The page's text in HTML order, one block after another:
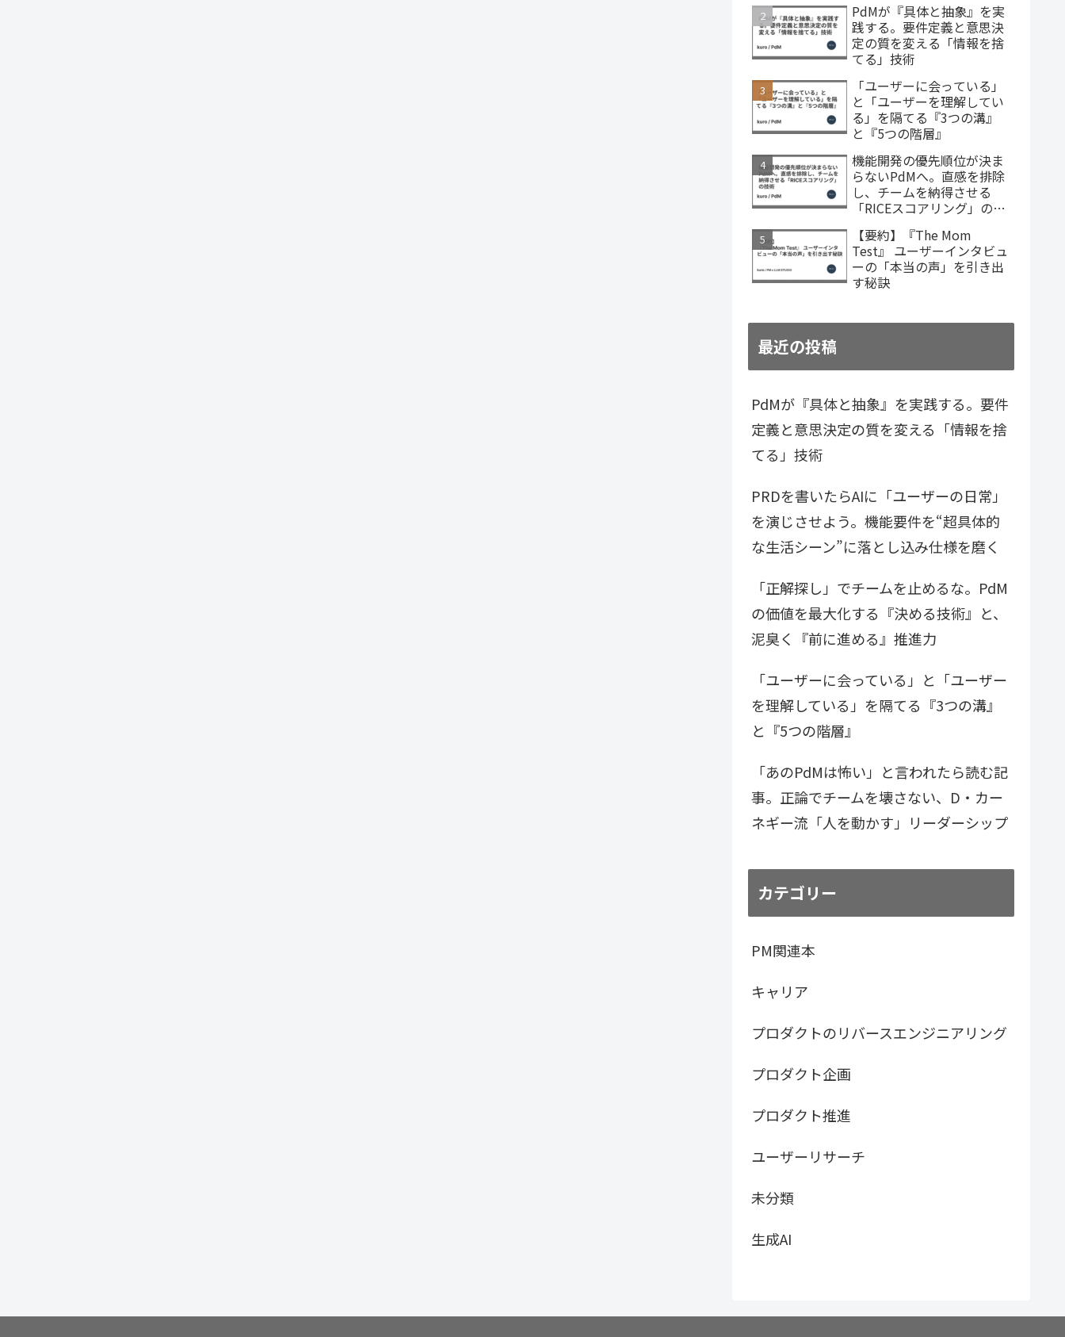
PdMが『具体と抽象』を実
践する。要件定義と意思決
定の質を変える「情報を捨
てる」技術
「ユーザーに会っている」
と「ユーザーを理解してい
る」を隔てる『3つの溝』
と『5つの階層』
機能開発の優先順位が決ま
らないPdMへ。直感を排除
し、チームを納得させる
「RICEスコアリング」の技
【要約】『The Mom
Test』 ユーザーインタビュ
ーの「本当の声」を引き出
す秘訣
最近の投稿
PdMが『具体と抽象』を実践する。要件
定義と意思決定の質を変える「情報を捨
てる」技術
PRDを書いたらAIに「ユーザーの日常」
を演じさせよう。機能要件を“超具体的
な生活シーン”に落とし込み仕様を磨く
「正解探し」でチームを止めるな。PdM
の価値を最大化する『決める技術』と、
泥臭く『前に進める』推進力
「ユーザーに会っている」と「ユーザー
を理解している」を隔てる『3つの溝』
と『5つの階層』
「あのPdMは怖い」と言われたら読む記
事。正論でチームを壊さない、D・カー
ネギー流「人を動かす」リーダーシップ
カテゴリー
PM関連本
キャリア
プロダクトのリバースエンジニアリング
プロダクト企画
プロダクト推進
ユーザーリサーチ
未分類
生成AI